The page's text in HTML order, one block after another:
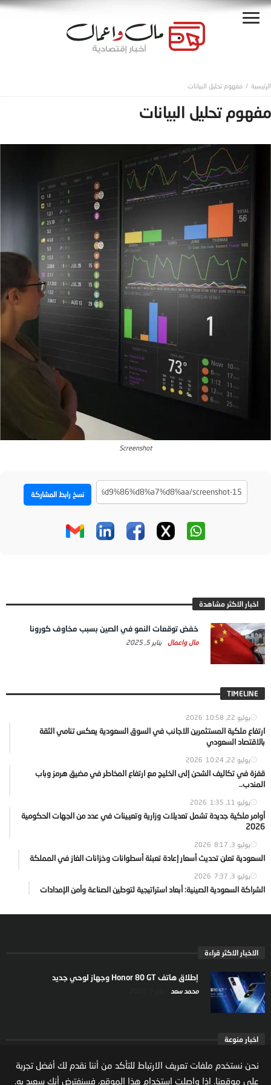
مفهوم تحليل البيانات
مفهوم تحليل البيانات
Screenshot
نسخ رابط المشاركة
اخبار الاكثر مشاهدة
خفض توقعات النمو في الصين بسبب مخاوف كورونا
مال واعمال يناير 5, 2025
TIMELINE
يوليو 22, 2026 10:58
ارتفاع ملكية المستثمرين الاجانب في السوق السعودية يعكس تنامي الثقة
بالاقتصاد السعودي
يوليو 22, 2026 10:24
قفزة في تكاليف الشحن إلى الخليج مع ارتفاع المخاطر في مضيق هرمز وباب
المندب..
يوليو 11, 2026 1:35
أوامر ملكية جديدة تشمل تعديلات وزارية وتعيينات في عدد من الجهات الحكومية
2026
يوليو 3, 2026 8:17
السعودية تعلن تحديث أسعار إعادة تعبئة أسطوانات وخزانات الغاز في المملكة
يوليو 3, 2026 7:37
الشراكة السعودية الصينية: أبعاد استراتيجية لتوطين الصناعة وأمن الإمدادات
الاخبار الاكثر قراءة
إطلاق هاتف Honor 80 GT وجهاز لوحي جديد
محمد سعد
اخبار منوعة
ارتفاع ملكية المستثمرين الاجانب في السوق السعودية
يعكس تنامي الثقة بالاقتصاد السعودي
نحن نستخدم ملفات تعريف الارتباط للتأكد من أننا نقدم لك أفضل تجربة
على موقعنا. إذا واصلت استخدام هذا الموقع، فسنفترض أنك سعيد به.